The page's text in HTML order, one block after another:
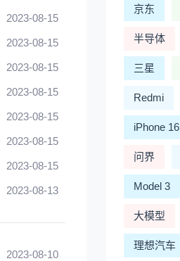
2023-08-15
2023-08-15
2023-08-15
2023-08-15
2023-08-15
2023-08-15
2023-08-15
2023-08-13
2023-08-10
京东
半导体
三星
Redmi
iPhone 16
问界
Model 3
大模型
理想汽车